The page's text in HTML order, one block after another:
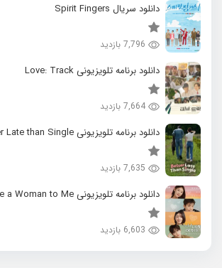
دانلود سریال Spirit Fingers
7,796 بازدید
دانلود برنامه تلویزیونی Love: Track
7,664 بازدید
دانلود برنامه تلویزیونی Better Late than Single
7,635 بازدید
دانلود برنامه تلویزیونی Noona, You Are a Woman to Me
6,603 بازدید